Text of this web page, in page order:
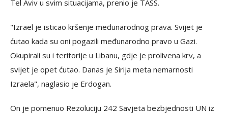
Tel Aviv u svim situacijama, prenio je TASS.
"Izrael je isticao kršenje međunarodnog prava. Svijet je
ćutao kada su oni pogazili međunarodno pravo u Gazi.
Okupirali su i teritorije u Libanu, gdje je prolivena krv, a
svijet je opet ćutao. Danas je Sirija meta nemarnosti
Izraela", naglasio je Erdogan.
On je pomenuo Rezoluciju 242 Savjeta bezbjednosti UN iz